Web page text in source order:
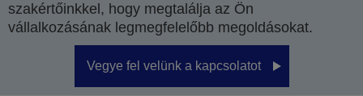
szakértőinkkel, hogy megtalálja az Ön
vállalkozásának legmegfelelőbb megoldásokat.
Vegye fel velünk a kapcsolatot